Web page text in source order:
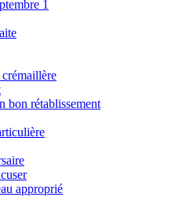
1
bon rétablissement
approprié